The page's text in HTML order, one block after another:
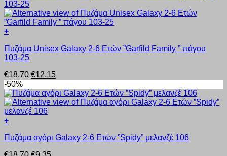
+
το
προϊόν
πολλαπλές
παραλλαγές.
Οι
επιλογές
μπορούν
να
στη
Πυζάμα Unisex Galaxy 2-6 Ετών ”Garfild Family ” πάγου
103-25
€18.70 Original
was:
€18.70.
€12.15Η
τιμή
είναι:
-50%
+
το
Πυζάμα αγόρι Galaxy 2-6 Ετών ”Spidy” μελανζέ 106
Original
Η